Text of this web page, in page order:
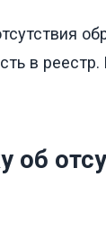
в
об